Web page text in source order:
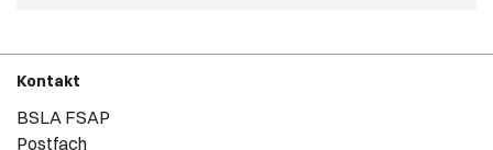
Kontakt
BSLA FSAP
Postfach